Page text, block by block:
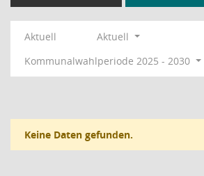
Aktuell
Aktuell
Kommunalwahlperiode 2025 - 2030
Keine Daten gefunden.